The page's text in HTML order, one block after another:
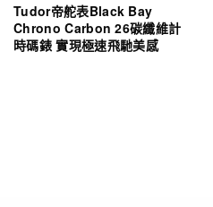
Tudor帝舵表Black Bay
Chrono Carbon 26碳纖維計
時碼錶 實現極速飛馳美感